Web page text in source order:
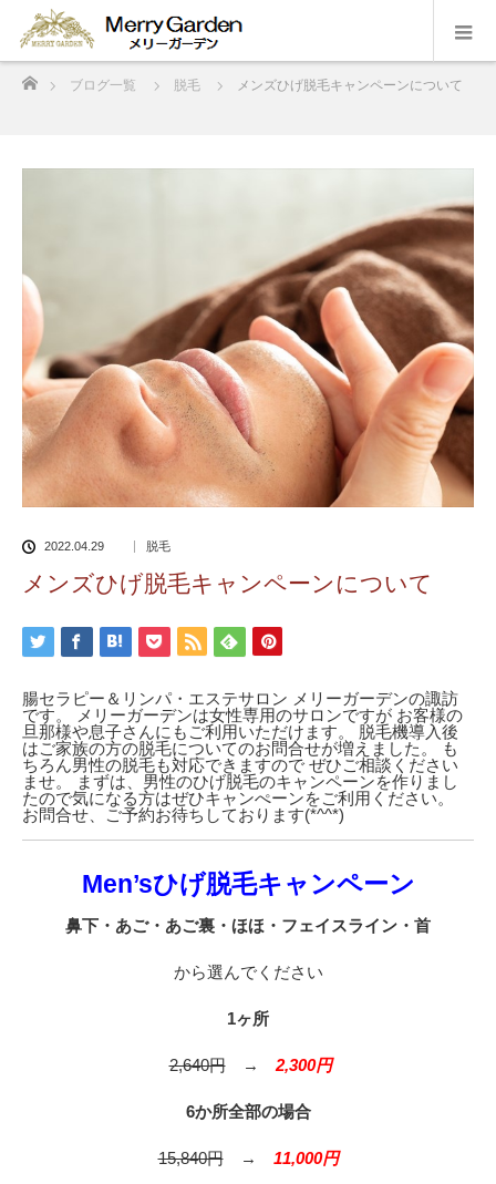
ブログ一覧 脱毛 メンズひげ脱毛キャンペーンについて
2022.04.29 脱毛
メンズひげ脱毛キャンペーンについて
腸セラピー＆リンパ・エステサロン メリーガーデンの諏訪
です。 メリーガーデンは女性専用のサロンですが お客様の
旦那様や息子さんにもご利用いただけます。 脱毛機導入後
はご家族の方の脱毛についてのお問合せが増えました。 も
ちろん男性の脱毛も対応できますので ぜひご相談ください
ませ。 まずは、男性のひげ脱毛のキャンペーンを作りまし
たので気になる方はぜひキャンぺーンをご利用ください。
お問合せ、ご予約お待ちしております(*^^*)
Men’sひげ脱毛キャンペーン
鼻下・あご・あご裏・ほほ・フェイスライン・首
から選んでください
1ヶ所
2,640円→ 2,300円
6か所全部の場合
15,840円→ 11,000円